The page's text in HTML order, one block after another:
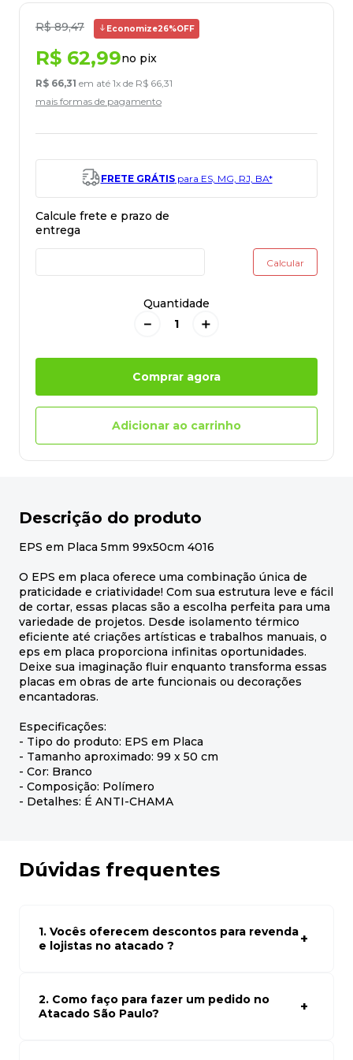
R$ 89,47 Economize26%OFF
R$ 62,99no pix
R$ 66,31 em até 1x de R$ 66,31
mais formas de pagamento
FRETE GRÁTISpara ES, MG, RJ, BA*
Quantidade
＋
－
Comprar agora
Adicionar ao carrinho
Descrição do produto
EPS em Placa 5mm 99x50cm 4016
O EPS em placa oferece uma combinação única de
praticidade e criatividade! Com sua estrutura leve e fácil
de cortar, essas placas são a escolha perfeita para uma
variedade de projetos. Desde isolamento térmico
eficiente até criações artísticas e trabalhos manuais, o
eps em placa proporciona infinitas oportunidades.
Deixe sua imaginação fluir enquanto transforma essas
placas em obras de arte funcionais ou decorações
encantadoras.
Especificações:
- Tipo do produto: EPS em Placa
- Tamanho aproximado: 99 x 50 cm
- Cor: Branco
- Composição: Polímero
- Detalhes: É ANTI-CHAMA
Dúvidas frequentes
1. Vocês oferecem descontos para revenda
e lojistas no atacado ?
atacado empresas e compre com os melhores preços
para seu modelo de negócio
2. Como faço para fazer um pedido no
Atacado São Paulo?